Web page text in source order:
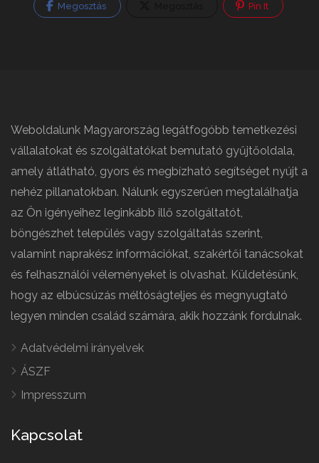
Megosztás Pin It
Weboldalunk Magyarország legátfogóbb temetkezési
vállalatokat és szolgáltatókat bemutató gyűjtőoldala,
amely átlátható, gyors és megbízható segítséget nyújt a
nehéz pillanatokban. Nálunk egyszerűen megtalálhatja
az Ön igényeihez leginkább illő szolgáltatót,
böngészhet település vagy szolgáltatás szerint,
valamint naprakész információkat, szakértői tanácsokat
és felhasználói véleményeket is olvashat. Küldetésünk,
hogy az elbúcsúzás méltóságteljes és megnyugtató
legyen minden család számára, akik hozzánk fordulnak.
Adatvédelmi irányelvek
ÁSZF
Impresszum
Kapcsolat